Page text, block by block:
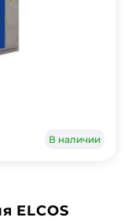
В наличии
ELCOS